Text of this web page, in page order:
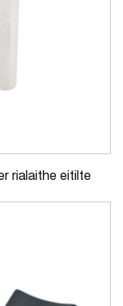
rialaithe eitilte